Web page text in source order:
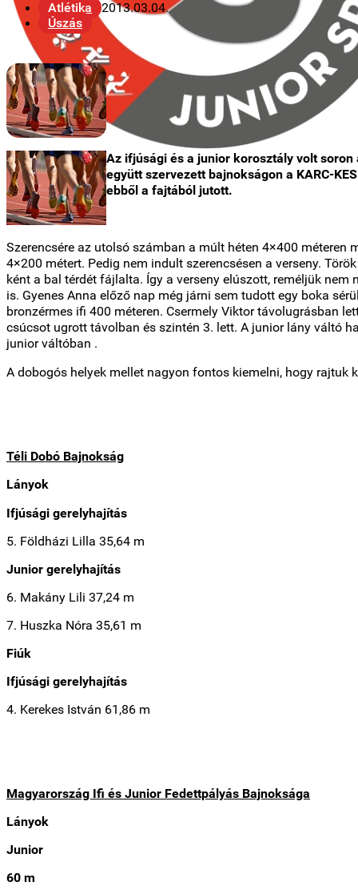
Atlétika
Úszás
2013.03.04.
Az ifjúsági és a junior korosztály volt
együtt szervezett bajnokságon a KARC-
ebből a fajtából jutott.
Szerencsére az utolsó számban a múlt héten 4×400
4×200 métert. Pedig nem indult szerencsésen a verseny.
ként a bal térdét fájlalta. Így a verseny elúszott, reméljük
is. Gyenes Anna előző nap még járni sem tudott egy boka
bronzérmes ifi 400 méteren. Csermely Viktor távolugrásban
csúcsot ugrott távolban és szintén 3. lett. A junior lány váltó
junior váltóban .
A dobogós helyek mellet nagyon fontos kiemelni, hogy
Téli Dobó Bajnokság
Lányok
Ifjúsági gerelyhajítás
5. Földházi Lilla 35,64 m
Junior gerelyhajítás
6. Makány Lili 37,24 m
7. Huszka Nóra 35,61 m
Fiúk
Ifjúsági gerelyhajítás
4. Kerekes István 61,86 m
Magyarország Ifi és Junior Fedettpályás Bajnoksága
Lányok
Junior
60 m